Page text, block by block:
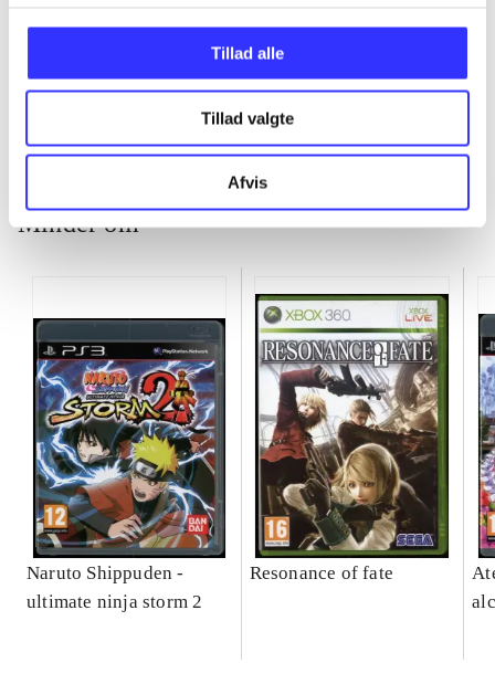
Tillad alle
Tillad valgte
Afvis
Minder om
Naruto Shippuden -
ultimate ninja storm 2
Resonance of fate